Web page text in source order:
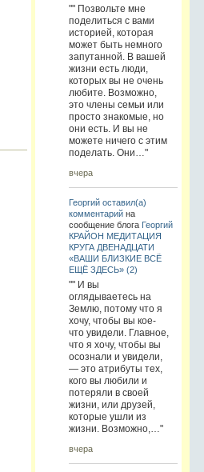
"" Позвольте мне
поделиться с вами
историей, которая
может быть немного
запутанной. В вашей
жизни есть люди,
которых вы не очень
любите. Возможно,
это члены семьи или
просто знакомые, но
они есть. И вы не
можете ничего с этим
поделать. Они…"
вчера
Георгий оставил(а)
комментарийна
сообщение блога Георгий
КРАЙОН МЕДИТАЦИЯ
КРУГА ДВЕНАДЦАТИ
«ВАШИ БЛИЗКИЕ ВСЁ
ЕЩЁ ЗДЕСЬ» (2)
"" И вы
оглядываетесь на
Землю, потому что я
хочу, чтобы вы кое-
что увидели. Главное,
что я хочу, чтобы вы
осознали и увидели,
— это атрибуты тех,
кого вы любили и
потеряли в своей
жизни, или друзей,
которые ушли из
жизни. Возможно,…"
вчера